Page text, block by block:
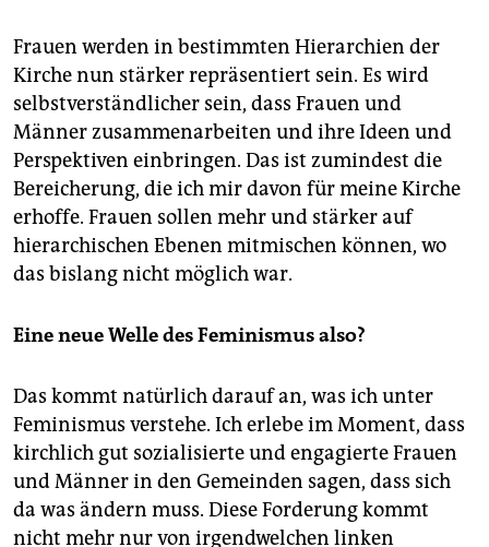
Frauen werden in bestimmten Hierarchien der
Kirche nun stärker repräsentiert sein. Es wird
selbstverständlicher sein, dass Frauen und
Männer zusammenarbeiten und ihre Ideen und
Perspektiven einbringen. Das ist zumindest die
Bereicherung, die ich mir davon für meine Kirche
erhoffe. Frauen sollen mehr und stärker auf
hierarchischen Ebenen mitmischen können, wo
das bislang nicht möglich war.
Eine neue Welle des Feminismus also?
Das kommt natürlich darauf an, was ich unter
Feminismus verstehe. Ich erlebe im Moment, dass
kirchlich gut sozialisierte und engagierte Frauen
und Männer in den Gemeinden sagen, dass sich
da was ändern muss. Diese Forderung kommt
nicht mehr nur von irgendwelchen linken